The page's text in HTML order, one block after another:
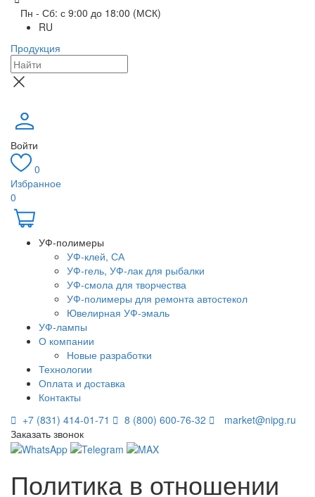
Пн - Сб: с 9:00 до 18:00 (МСК)
RU
Продукция
Войти
0
Избранное
0
УФ-полимеры
УФ-клей, СА
УФ-гель, УФ-лак для рыбалки
УФ-смола для творчества
УФ-полимеры для ремонта автостекол
Ювелирная УФ-эмаль
УФ-лампы
О компании
Новые разработки
Технологии
Оплата и доставка
Контакты
+7 (831) 414-01-71
8 (800) 600-76-32
market@nipg.ru
Заказать звонок
Политика в отношении